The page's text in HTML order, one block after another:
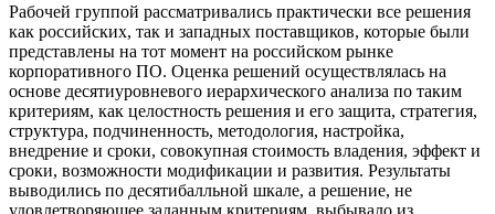
Рабочей группой рассматривались практически все решения
как российских, так и западных поставщиков, которые были
представлены на тот момент на российском рынке
корпоративного ПО. Оценка решений осуществлялась на
основе десятиуровневого иерархического анализа по таким
критериям, как целостность решения и его защита, стратегия,
структура, подчиненность, методология, настройка,
внедрение и сроки, совокупная стоимость владения, эффект и
сроки, возможности модификации и развития. Результаты
выводились по десятибалльной шкале, а решение, не
удовлетворяющее заданным критериям, выбывало из